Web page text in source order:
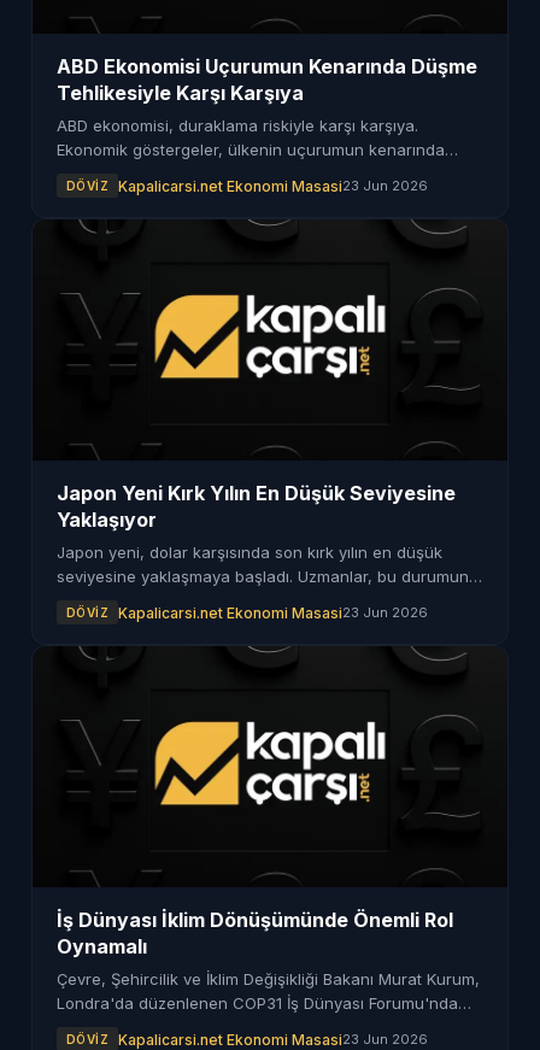
ABD Ekonomisi Uçurumun Kenarında Düşme
Tehlikesiyle Karşı Karşıya
ABD ekonomisi, duraklama riskiyle karşı karşıya.
Ekonomik göstergeler, ülkenin uçurumun kenarında
DÖVIZ Kapalicarsi.net Ekonomi Masasi23 Jun 2026
Japon Yeni Kırk Yılın En Düşük Seviyesine
Yaklaşıyor
Japon yeni, dolar karşısında son kırk yılın en düşük
seviyesine yaklaşmaya başladı. Uzmanlar, bu durumun
DÖVIZ Kapalicarsi.net Ekonomi Masasi23 Jun 2026
İş Dünyası İklim Dönüşümünde Önemli Rol
Oynamalı
Çevre, Şehircilik ve İklim Değişikliği Bakanı Murat Kurum,
Londra'da düzenlenen COP31 İş Dünyası Forumu'nda
DÖVIZ Kapalicarsi.net Ekonomi Masasi23 Jun 2026